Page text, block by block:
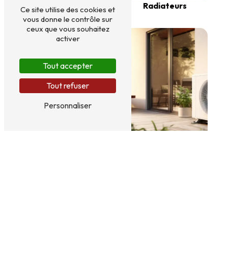
PAC Radiateurs
Ce site utilise des cookies et
vous donne le contrôle sur
ceux que vous souhaitez
activer
Tout accepter
Tout refuser
Personnaliser